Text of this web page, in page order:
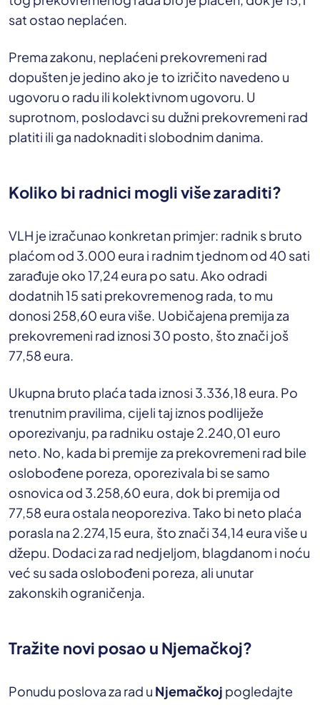
sat ostao neplaćen.
Prema zakonu, neplaćeni prekovremeni rad
dopušten je jedino ako je to izričito navedeno u
ugovoru o radu ili kolektivnom ugovoru. U
suprotnom, poslodavci su dužni prekovremeni rad
platiti ili ga nadoknaditi slobodnim danima.
Koliko bi radnici mogli više zaraditi?
VLH je izračunao konkretan primjer: radnik s bruto
plaćom od 3.000 eura i radnim tjednom od 40 sati
zarađuje oko 17,24 eura po satu. Ako odradi
dodatnih 15 sati prekovremenog rada, to mu
donosi 258,60 eura više. Uobičajena premija za
prekovremeni rad iznosi 30 posto, što znači još
77,58 eura.
Ukupna bruto plaća tada iznosi 3.336,18 eura. Po
trenutnim pravilima, cijeli taj iznos podliježe
oporezivanju, pa radniku ostaje 2.240,01 euro
neto. No, kada bi premije za prekovremeni rad bile
oslobođene poreza, oporezivala bi se samo
osnovica od 3.258,60 eura, dok bi premija od
77,58 eura ostala neoporeziva. Tako bi neto plaća
porasla na 2.274,15 eura, što znači 34,14 eura više u
džepu. Dodaci za rad nedjeljom, blagdanom i noću
već su sada oslobođeni poreza, ali unutar
zakonskih ograničenja.
Tražite novi posao u Njemačkoj?
Ponudu poslova za rad u Njemačkoj pogledajte